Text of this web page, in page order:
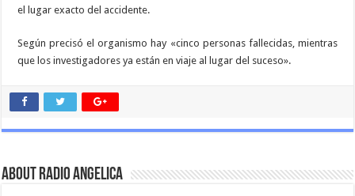
el lugar exacto del accidente.
Según precisó el organismo hay «cinco personas fallecidas, mientras
que los investigadores ya están en viaje al lugar del suceso».
About Radio Angelica